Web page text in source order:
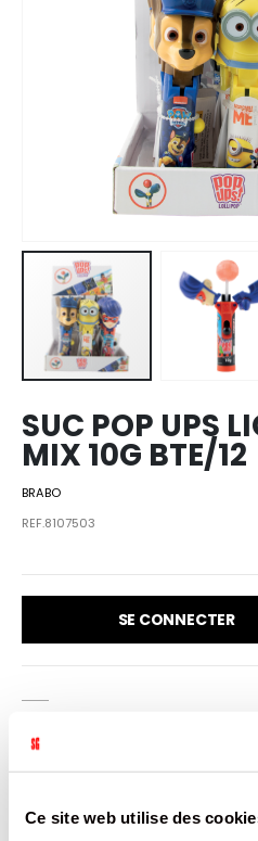
Ce site web utilise des
Skip to
beginning
images
gallery
SUC POP UPS
MIX 10G BTE/12
BRABO
REF.8107503
SE CONNECTER